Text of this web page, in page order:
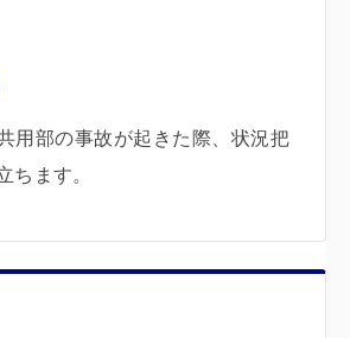
用部の事故が起きた際、状況把
ちます。